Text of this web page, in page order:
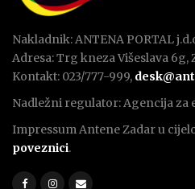
Nakladnik: ANTENA PORTAL
Adresa: Trg kneza Višeslava 6g,
Kontakt: 023/777-999,
Nadležni regulator: Agencija za
Impressum Antene Zadar u
poveznici.